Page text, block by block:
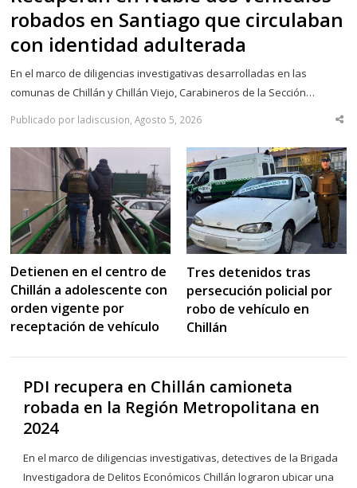
robados en Santiago que circulaban
con identidad adulterada
En el marco de diligencias investigativas desarrolladas en las
comunas de Chillán y Chillán Viejo, Carabineros de la Sección…
Publicado por ladiscusion, Agosto 5, 2026
Detienen en el centro de
Chillán a adolescente con
orden vigente por
receptación de vehículo
Tres detenidos tras
persecución policial por
robo de vehículo en
Chillán
PDI recupera en Chillán camioneta
robada en la Región Metropolitana en
2024
En el marco de diligencias investigativas, detectives de la Brigada
Investigadora de Delitos Económicos Chillán lograron ubicar una